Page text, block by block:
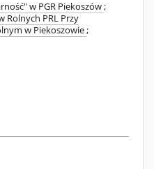
w PGR Piekoszów;
Rolnych PRL Przy
w Piekoszowie;